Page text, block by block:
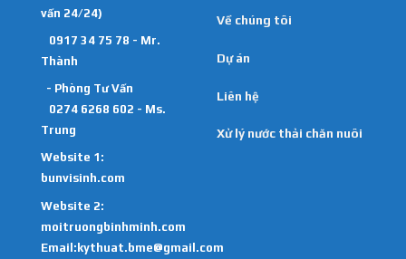
vấn 24/24)
0917 34 75 78 - Mr.
Thành
- Phòng Tư Vấn
0274 6268 602 - Ms.
Trung
Website 1:
bunvisinh.com
Website 2:
moitruongbinhminh.com
Email:kythuat.bme@gmail.com
Về chúng tôi
Dự án
Liên hệ
Xử lý nước thải chăn nuôi